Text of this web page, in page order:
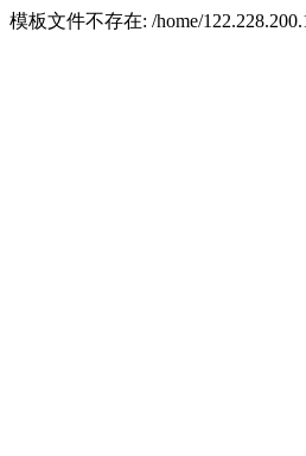
模板文件不存在: /home/